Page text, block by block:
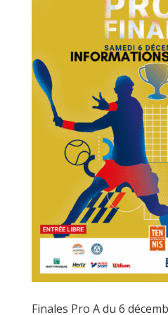
Finales Pro A du 6